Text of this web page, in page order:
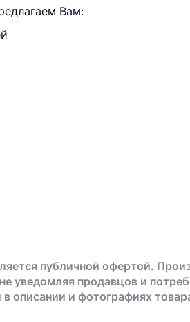
Вам:
публичной офертой.
уведомляя продавцов и
описании и фотографиях